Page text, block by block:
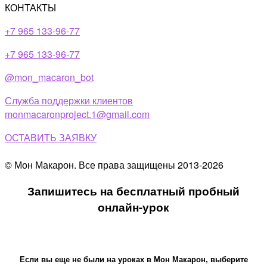
КОНТАКТЫ
+7 965 133-96-77
+7 965 133-96-77​
@mon_macaron_bot
Служба поддержки клиентов
monmacaronproject.1@gmail.com
ОСТАВИТЬ ЗАЯВКУ
© Мон Макарон. Все права защищены 2013-2026
Запишитесь на бесплатный пробный
онлайн-урок
Если вы еще не были на уроках в Мон Макарон, выберите